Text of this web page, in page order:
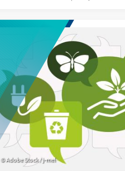
dar. Um Bildungspolitik,
pädagogische Arbeit vor Ort
empirisch fundiert zu
Monitoringsystem zur
aktueller Daten erforderlich.
Adobe Stock / j-mel